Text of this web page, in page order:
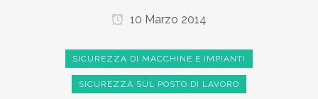
10 Marzo 2014
SICUREZZA DI MACCHINE E IMPIANTI
SICUREZZA SUL POSTO DI LAVORO